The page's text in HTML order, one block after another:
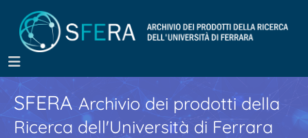
SFERA Archivio dei prodotti della
Ricerca dell'Università di Ferrara